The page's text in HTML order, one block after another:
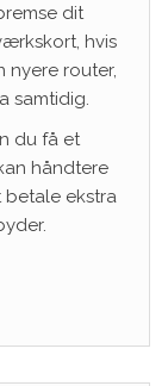
dit
hvis
router,
samtidig.
du få et
håndtere
betale ekstra